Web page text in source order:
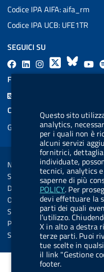
Questo sito
analytics,
per i quali non è
alcuni servizi
fornitrici,
individuate,
tecnici, analytics
saperne di più
POLICY. Per
devi effettuare la
parti dei quali
l’utilizzo.
X in alto a destra
terze parti. Puoi
tue scelte in
il link "Gestione
footer.
Codice IPA AIFA: aifa_rm
Codice IPA UCB: UFE1TR
SEGUICI SU
F
a
L
i
a
l
.
b
u
t
t
o
n
.
i
n
s
X
B
l
s
k
y
Y
o
u
b
e
FEED RSS
COOKIES
Gestione cookie
Sezione Link Utili
Note legali
Social Media Policy
Dichiarazione di accessibilità
Obiettivi di accessibilità
Statistiche sito
Privacy
Servizi Online